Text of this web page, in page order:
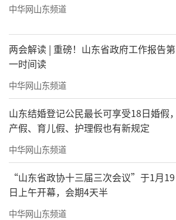
中华网山东频道
两会解读 | 重磅！山东省政府工作报告第
一时间读
中华网山东频道
山东结婚登记公民最长可享受18日婚假，
产假、育儿假、护理假也有新规定
中华网山东频道
“山东省政协十三届三次会议”于1月19
日上午开幕，会期4天半
中华网山东频道